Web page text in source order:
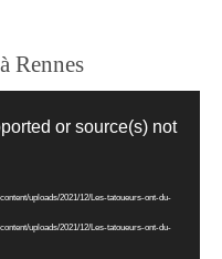
Rennes
or source(s) not
uploads/2021/12/Les-tatoueurs-ont-du-
uploads/2021/12/Les-tatoueurs-ont-du-